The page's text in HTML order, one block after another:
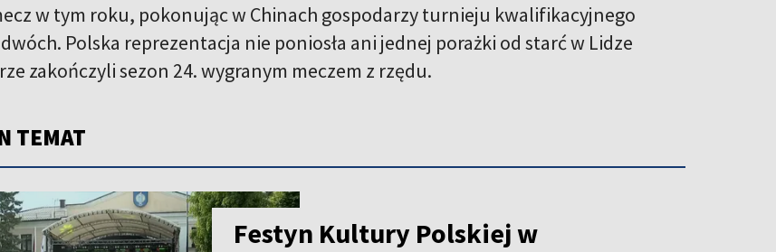
w tym roku, pokonując w Chinach gospodarzy turnieju kwalifikacyjnego
Polska reprezentacja nie poniosła ani jednej porażki od starć w Lidze
zakończyli sezon 24. wygranym meczem z rzędu.
TEMAT
Festyn Kultury Polskiej w